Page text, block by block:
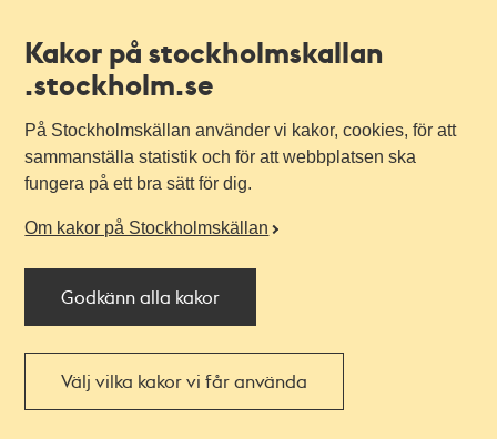
Kakor på stockholmskallan
.stockholm.se
På Stockholmskällan använder vi kakor, cookies, för att
sammanställa statistik och för att webbplatsen ska
fungera på ett bra sätt för dig.
Om kakor på Stockholmskällan
Godkänn alla kakor
Välj vilka kakor vi får använda